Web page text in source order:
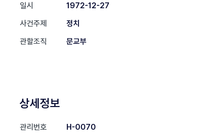
일시
1972-12-27
사건주제
정치
관할조직
문교부
상세정보
관리번호
H-0070